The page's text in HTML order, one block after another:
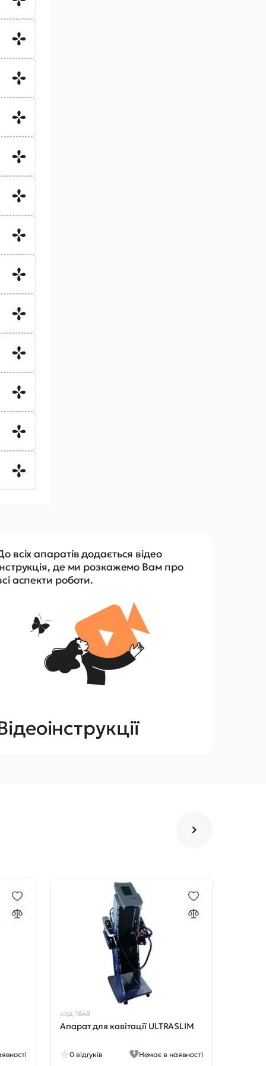
всіх апаратів додається відео
де ми розкажемо Вам про
аспекти роботи.
код 1648
Апарат для кавітації ULTRASLIM
0 відгуків Немає в наявності